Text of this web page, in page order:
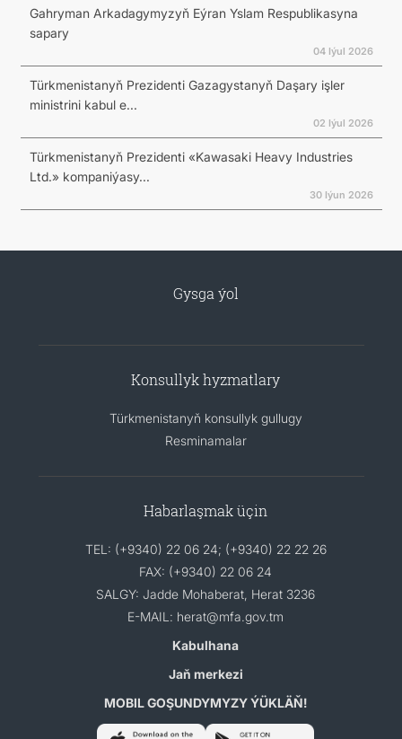
Gahryman Arkadagymyzyň Eýran Yslam Respublikasyna
sapary
04 Iýul 2026
Türkmenistanyň Prezidenti Gazagystanyň Daşary işler
ministrini kabul e...
02 Iýul 2026
Türkmenistanyň Prezidenti «Kawasaki Heavy Industries
Ltd.» kompaniýasy...
30 Iýun 2026
Gysga ýol
Konsullyk hyzmatlary
Türkmenistanyň konsullyk gullugy
Resminamalar
Habarlaşmak üçin
TEL: (+9340) 22 06 24; (+9340) 22 22 26
FAX: (+9340) 22 06 24
SALGY: Jadde Mohaberat, Herat 3236
E-MAIL: herat@mfa.gov.tm
Kabulhana
Jaň merkezi
MOBIL GOŞUNDYMYZY ÝÜKLÄŇ!